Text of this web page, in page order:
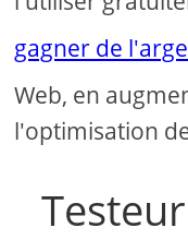
gagner de
Web, en
l'optimisation